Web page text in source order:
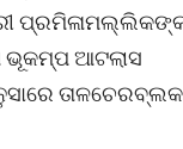
ଭୂକମ୍ପ ଆଟଲାସ
ତାଳଚେରବ୍ଲକ